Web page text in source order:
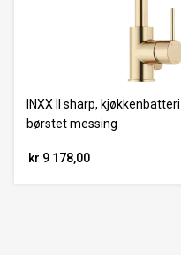
INXX II sharp, kjøkkenbatteri
børstet messing
kr 9 178,00